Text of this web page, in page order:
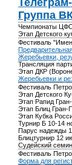
Группа
Чемпионаты
Этап Детского
Фестиваль
Жеребьевки,
Трансляция
Этап ДКР
Жеребьевки и
Фестиваль
Этап Детского
Этап Рапид
Этап Блиц Гран-
Этап Кубка
Турнир Б 10-14
Парус надежды
Блицтурнир 12
Судейский
Фестиваль
Форма для